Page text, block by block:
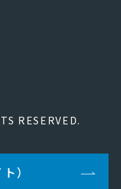
RESERVED.
）